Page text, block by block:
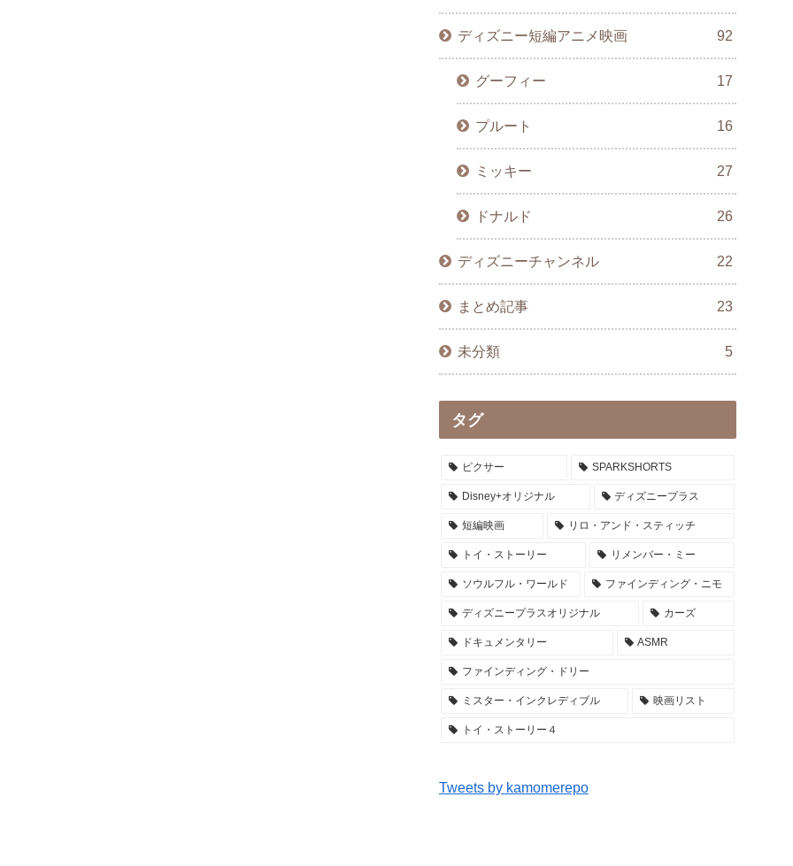
ディズニー短編アニメ映画 92
グーフィー 17
プルート 16
ミッキー 27
ドナルド 26
ディズニーチャンネル 22
まとめ記事 23
未分類 5
タグ
ピクサー SPARKSHORTS
Disney+オリジナル ディズニープラス
短編映画 リロ・アンド・スティッチ
トイ・ストーリー リメンバー・ミー
ソウルフル・ワールド ファインディング・ニモ
ディズニープラスオリジナル カーズ
ドキュメンタリー ASMR
ファインディング・ドリー
ミスター・インクレディブル 映画リスト
トイ・ストーリー４
Tweets by kamomerepo